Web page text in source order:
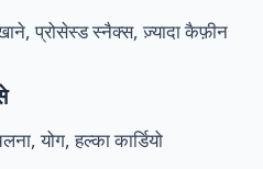
प्रोसेस्ड स्नैक्स, ज़्यादा कैफ़ीन
योग, हल्का कार्डियो